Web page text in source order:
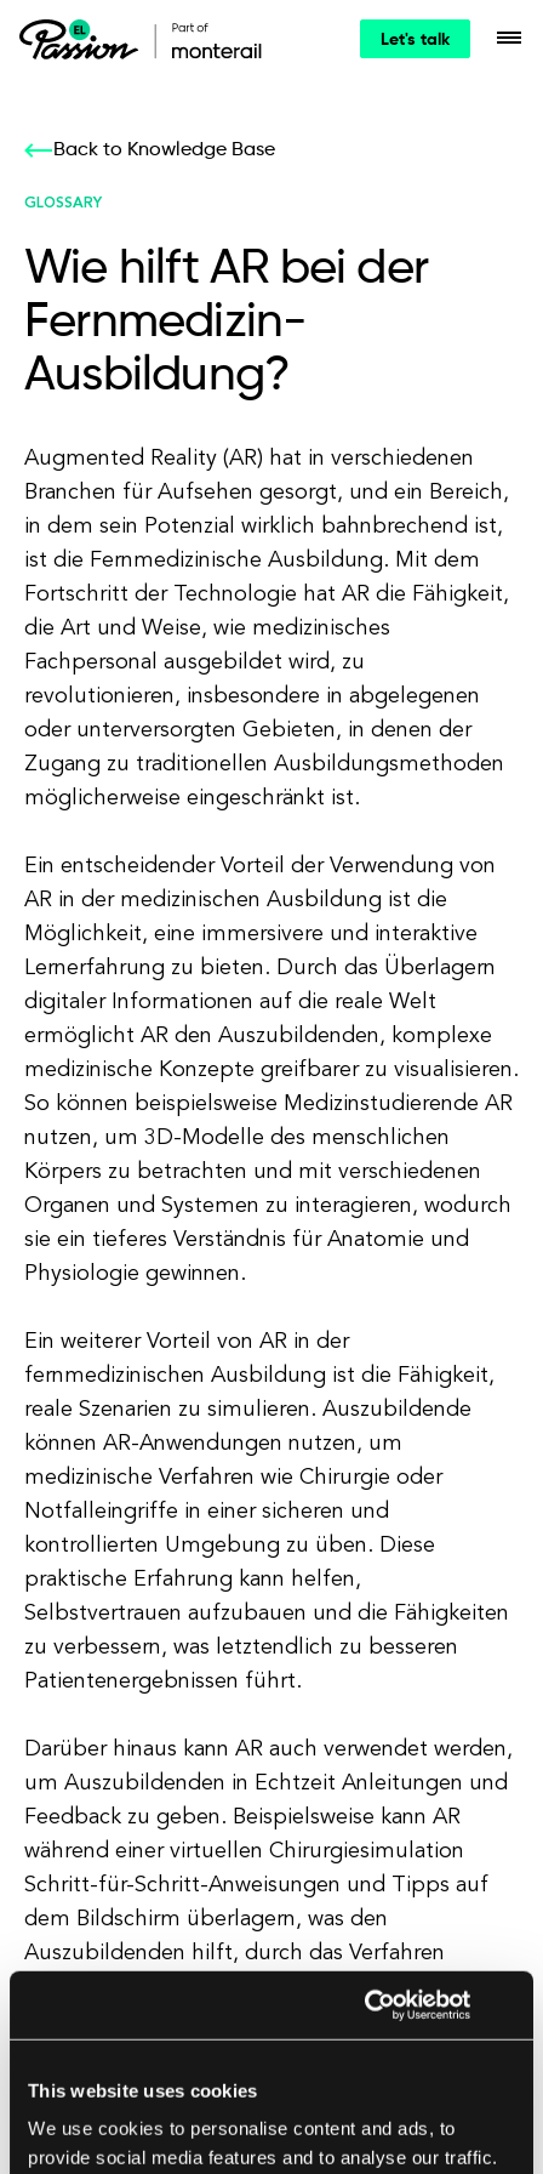
This website uses cookies
We use cookies to personalise content and ads, to
provide social media features and to analyse our traffic.
Let's talk
Back to Knowledge Base
GLOSSARY
Wie hilft AR bei der
Fernmedizin-
Ausbildung?
Augmented Reality (AR) hat in verschiedenen
Branchen für Aufsehen gesorgt, und ein Bereich,
in dem sein Potenzial wirklich bahnbrechend ist,
ist die Fernmedizinische Ausbildung. Mit dem
Fortschritt der Technologie hat AR die Fähigkeit,
die Art und Weise, wie medizinisches
Fachpersonal ausgebildet wird, zu
revolutionieren, insbesondere in abgelegenen
oder unterversorgten Gebieten, in denen der
Zugang zu traditionellen Ausbildungsmethoden
möglicherweise eingeschränkt ist.
Ein entscheidender Vorteil der Verwendung von
AR in der medizinischen Ausbildung ist die
Möglichkeit, eine immersivere und interaktive
Lernerfahrung zu bieten. Durch das Überlagern
digitaler Informationen auf die reale Welt
ermöglicht AR den Auszubildenden, komplexe
medizinische Konzepte greifbarer zu visualisieren.
So können beispielsweise Medizinstudierende AR
nutzen, um 3D-Modelle des menschlichen
Körpers zu betrachten und mit verschiedenen
Organen und Systemen zu interagieren, wodurch
sie ein tieferes Verständnis für Anatomie und
Physiologie gewinnen.
Ein weiterer Vorteil von AR in der
fernmedizinischen Ausbildung ist die Fähigkeit,
reale Szenarien zu simulieren. Auszubildende
können AR-Anwendungen nutzen, um
medizinische Verfahren wie Chirurgie oder
Notfalleingriffe in einer sicheren und
kontrollierten Umgebung zu üben. Diese
praktische Erfahrung kann helfen,
Selbstvertrauen aufzubauen und die Fähigkeiten
zu verbessern, was letztendlich zu besseren
Patientenergebnissen führt.
Darüber hinaus kann AR auch verwendet werden,
um Auszubildenden in Echtzeit Anleitungen und
Feedback zu geben. Beispielsweise kann AR
während einer virtuellen Chirurgiesimulation
Schritt-für-Schritt-Anweisungen und Tipps auf
dem Bildschirm überlagern, was den
Auszubildenden hilft, durch das Verfahren
effektiver zu navigieren. Zusätzlich können
Trainer die Leistung der Auszubildenden
was eine kontinuierliche Verbesserung und
personalisierte Unterstützung ermöglicht.